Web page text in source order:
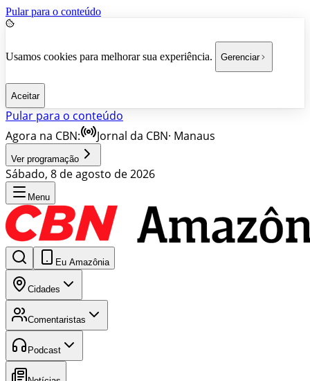
Pular para o conteúdo
Usamos cookies para melhorar sua experiência. Gerenciar
Aceitar
Pular para o conteúdo
Agora na CBN:
Jornal da CBN· Manaus
Ver programação
Sábado, 8 de agosto de 2026
Menu
Eu Amazônia
Cidades
Comentaristas
Podcast